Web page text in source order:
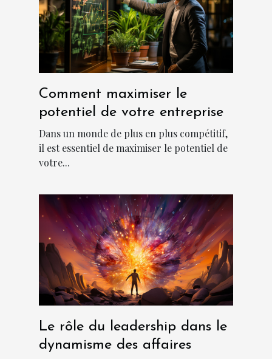
Comment maximiser le
potentiel de votre entreprise
Dans un monde de plus en plus compétitif,
il est essentiel de maximiser le potentiel de
votre...
Le rôle du leadership dans le
dynamisme des affaires